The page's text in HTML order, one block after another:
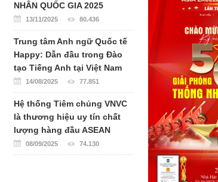
NHÂN QUỐC GIA 2025
13/11/2025 80.436
Trung tâm Anh ngữ Quốc tế
Happy: Dẫn đầu trong Đào
tạo Tiếng Anh tại Việt Nam
14/08/2025 77.851
Hệ thống Tiêm chủng VNVC
là thương hiệu uy tín chất
lượng hàng đầu ASEAN
08/09/2025 74.130